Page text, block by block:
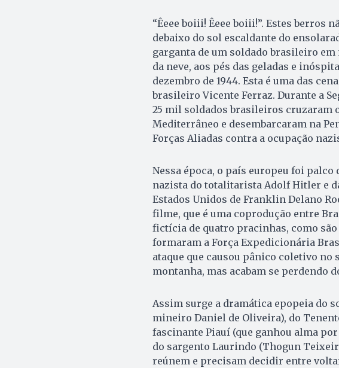
“Êeee boiii! Êeee boiii!”. Estes berros
debaixo do sol escaldante do
garganta de um soldado brasileiro
da neve, aos pés das geladas e
dezembro de 1944. Esta é uma das
brasileiro Vicente Ferraz. Durante a
25 mil soldados brasileiros cruzaram
Mediterrâneo e desembarcaram na
Forças Aliadas contra a ocupação
Nessa época, o país europeu foi
nazista do totalitarista Adolf Hitler e
Estados Unidos de Franklin Delano
filme, que é uma coprodução entre
fictícia de quatro pracinhas, como são
formaram a Força Expedicionária
ataque que causou pânico coletivo no
montanha, mas acabam se perdendo
Assim surge a dramática epopeia do
mineiro Daniel de Oliveira), do
fascinante Piauí (que ganhou alma
do sargento Laurindo (Thogun
reúnem e precisam decidir entre